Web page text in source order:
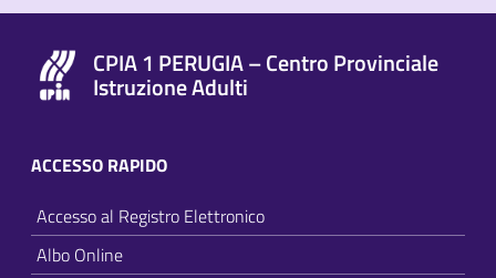
CPIA 1 PERUGIA – Centro Provinciale
Istruzione Adulti
ACCESSO RAPIDO
Accesso al Registro Elettronico
Albo Online